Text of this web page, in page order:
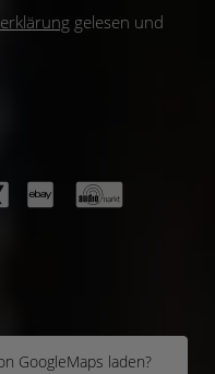
gelesen und
GoogleMaps laden?